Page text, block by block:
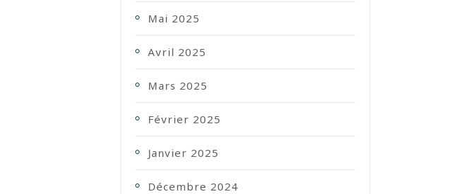
Mai 2025
Avril 2025
Mars 2025
Février 2025
Janvier 2025
Décembre 2024